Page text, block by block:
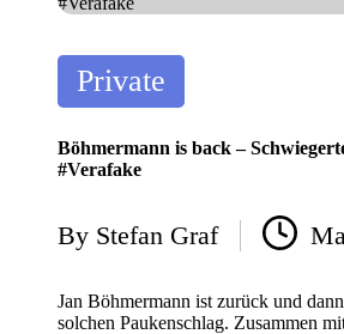
Posted
in
Private
Böhmermann is back –
#Verafake
Posted
by
By Stefan Graf
Jan Böhmermann ist zurück und
solchen Paukenschlag. Zusammen